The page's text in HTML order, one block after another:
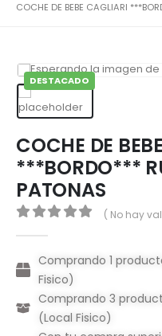
COCHE DE BEBE CAGLIARI
DESTACADO
COCHE DE
***BORDO***
PATONAS
( No hay
Comprando 1
Fisico)
Comprando 3
(Local Fisico)